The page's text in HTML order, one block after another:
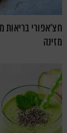
חצ'אפורי בריאות
מזינה